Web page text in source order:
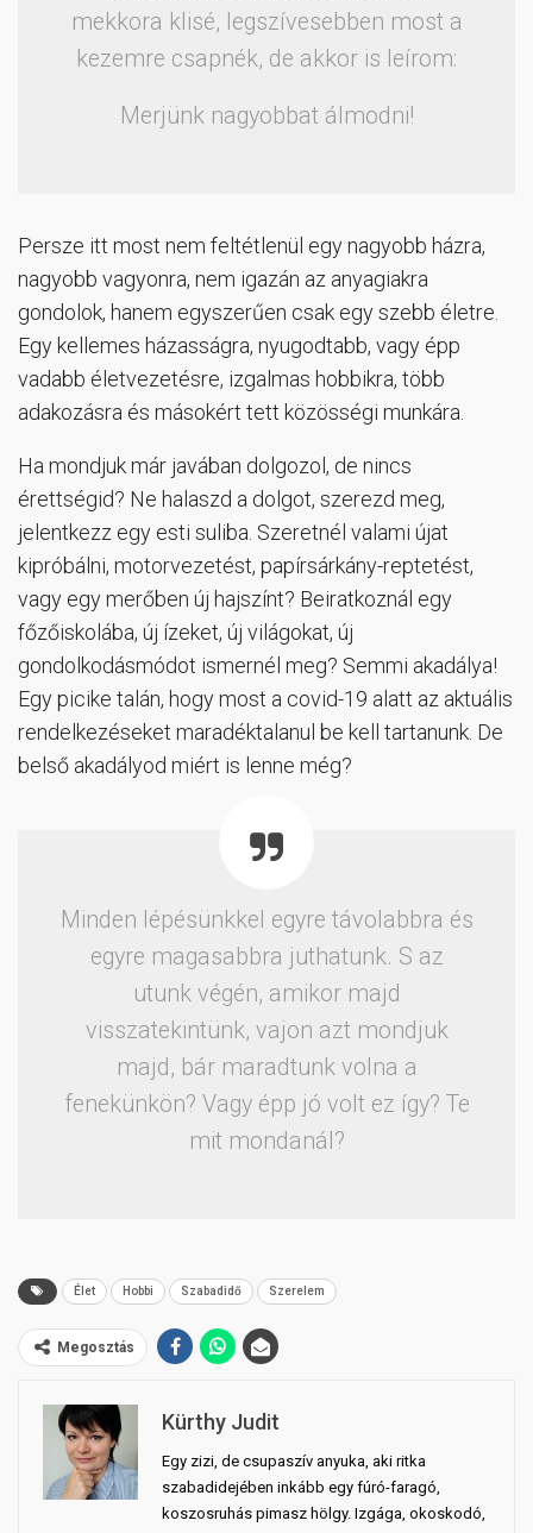
mekkora klisé, legszívesebben most a
kezemre csapnék, de akkor is leírom:
Merjünk nagyobbat álmodni!
Persze itt most nem feltétlenül egy nagyobb házra,
nagyobb vagyonra, nem igazán az anyagiakra
gondolok, hanem egyszerűen csak egy szebb életre.
Egy kellemes házasságra, nyugodtabb, vagy épp
vadabb életvezetésre, izgalmas hobbikra, több
adakozásra és másokért tett közösségi munkára.
Ha mondjuk már javában dolgozol, de nincs
érettségid? Ne halaszd a dolgot, szerezd meg,
jelentkezz egy esti suliba. Szeretnél valami újat
kipróbálni, motorvezetést, papírsárkány-reptetést,
vagy egy merőben új hajszínt? Beiratkoznál egy
főzőiskolába, új ízeket, új világokat, új
gondolkodásmódot ismernél meg? Semmi akadálya!
Egy picike talán, hogy most a covid-19 alatt az aktuális
rendelkezéseket maradéktalanul be kell tartanunk. De
belső akadályod miért is lenne még?
Minden lépésünkkel egyre távolabbra és
egyre magasabbra juthatunk. S az
utunk végén, amikor majd
visszatekintünk, vajon azt mondjuk
majd, bár maradtunk volna a
fenekünkön? Vagy épp jó volt ez így? Te
mit mondanál?
Élet Hobbi Szabadidő Szerelem
Megosztás
Kürthy Judit
Egy zizi, de csupaszív anyuka, aki ritka
szabadidejében inkább egy fúró-faragó,
koszosruhás pimasz hölgy. Izgága, okoskodó,